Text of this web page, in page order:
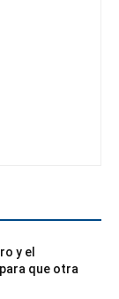
y el
que otra